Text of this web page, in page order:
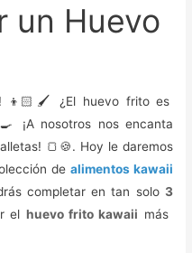
un Huevo
👦🏻🖌️ ¿El huevo frito es
¡A nosotros nos encanta
🍞🍪. Hoy le daremos
dealimentos kawaii
completar en tan solo 3
el huevo frito kawaii más